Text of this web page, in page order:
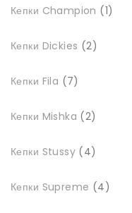
Кепки Champion 1товар
Кепки Dickies 2товари
Кепки Fila 7товарів
Кепки Mishka 2товари
Кепки Stussy 4товари
Кепки Supreme 4товари